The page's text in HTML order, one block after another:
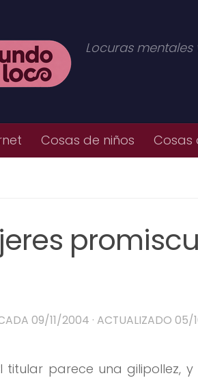
Locuras
Cosas de niños Cosas
09/11/2004 · ACTUALIZADO 05/
titular parece una gilipollez, y